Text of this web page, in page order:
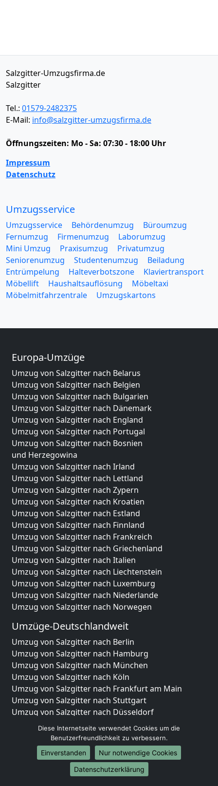
Salzgitter-Umzugsfirma.de
Salzgitter
Tel.: 01579-2482375
E-Mail: info@salzgitter-umzugsfirma.de
Öffnungszeiten: Mo - Sa: 07:30 - 18:00 Uhr
Impressum
Datenschutz
Umzugsservice
Umzugsservice Behördenumzug
Büroumzug
Fernumzug
Firmenumzug
Laborumzug
Mini Umzug
Praxisumzug
Privatumzug
Seniorenumzug
Studentenumzug
Beiladung
Entrümpelung
Halteverbotszone
Klaviertransport
Möbellift
Haushaltsauflösung
Möbeltaxi
Möbelmitfahrzentrale
Umzugskartons
Europa-Umzüge
Umzug von Salzgitter nach Belarus
Umzug von Salzgitter nach Belgien
Umzug von Salzgitter nach Bulgarien
Umzug von Salzgitter nach Dänemark
Umzug von Salzgitter nach England
Umzug von Salzgitter nach Portugal
Umzug von Salzgitter nach Bosnien
und Herzegowina
Umzug von Salzgitter nach Irland
Umzug von Salzgitter nach Lettland
Umzug von Salzgitter nach Zypern
Umzug von Salzgitter nach Kroatien
Umzug von Salzgitter nach Estland
Umzug von Salzgitter nach Finnland
Umzug von Salzgitter nach Frankreich
Umzug von Salzgitter nach Griechenland
Umzug von Salzgitter nach Italien
Umzug von Salzgitter nach Liechtenstein
Umzug von Salzgitter nach Luxemburg
Umzug von Salzgitter nach Niederlande
Umzug von Salzgitter nach Norwegen
Umzüge-Deutschlandweit
Umzug von Salzgitter nach Berlin
Umzug von Salzgitter nach Hamburg
Umzug von Salzgitter nach München
Umzug von Salzgitter nach Köln
Umzug von Salzgitter nach Frankfurt am Main
Umzug von Salzgitter nach Stuttgart
Umzug von Salzgitter nach Düsseldorf
Umzug von Salzgitter nach Leipzig
Umzug von Salzgitter nach Dortmund
Umzug von Salzgitter nach Essen
Umzug von Salzgitter nach Bremen
Umzug von Salzgitter nach Dresden
Diese Internetseite verwendet Cookies um die
Benutzerfreundlichkeit zu verbessern.
Einverstanden
Nur notwendige Cookies
Datenschutzerklärung